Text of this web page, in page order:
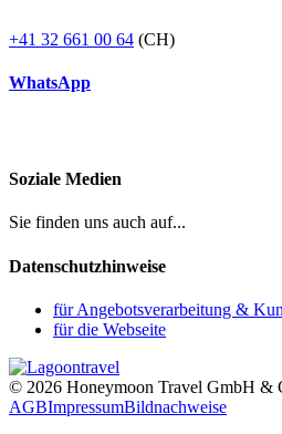
+41 32 661 00 64 (CH)
WhatsApp
Soziale Medien
Sie finden uns auch auf...
Datenschutzhinweise
für Angebotsverarbeitung &
für die Webseite
© 2026 Honeymoon Travel GmbH &
AGBImpressumBildnachweise